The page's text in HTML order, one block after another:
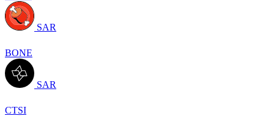
SAR
BONE
SAR
CTSI